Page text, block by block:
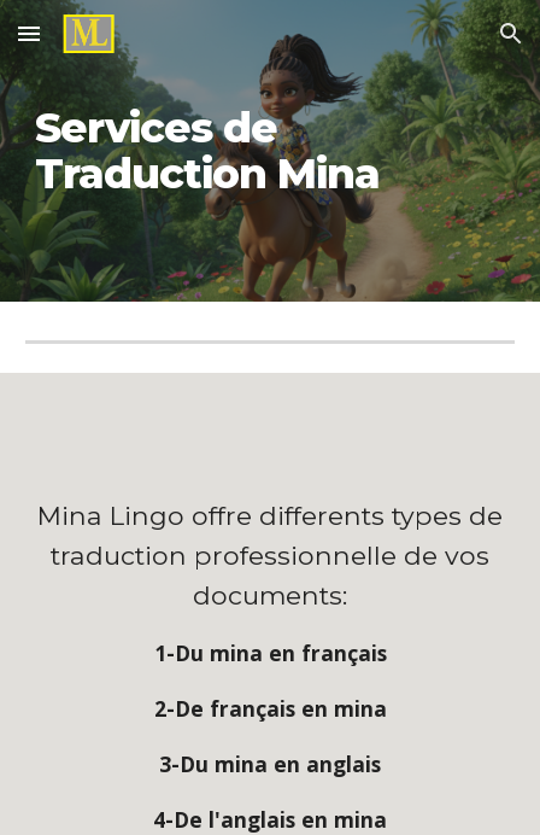
Skip to main content Skip to navigation
Services de
Traduction Mina
Mina Lingo offre differents types de
traduction professionnelle de vos
documents:
1-Du mina en français
2-De français en mina
3-Du mina en anglais
4-De l'anglais en mina